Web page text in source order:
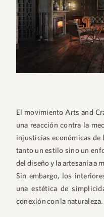
El movimiento Arts and
una reacción contra la
injusticias económicas de
tanto un estilo sino un
del diseño y la artesanía a
Sin embargo, los
una estética de
conexión con la naturaleza.